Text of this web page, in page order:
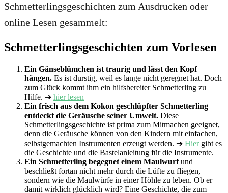
Schmetterlingsgeschichten zum Ausdrucken oder
online Lesen gesammelt:
Schmetterlingsgeschichten zum Vorlesen
Ein Gänseblümchen ist traurig und lässt den Kopf
hängen. Es ist durstig, weil es lange nicht geregnet hat. Doch
zum Glück kommt ihm ein hilfsbereiter Schmetterling zu
Hilfe. ➔ hier lesen
Ein frisch aus dem Kokon geschlüpfter Schmetterling
entdeckt die Geräusche seiner Umwelt. Diese
Schmetterlingsgeschichte ist prima zum Mitmachen geeignet,
denn die Geräusche können von den Kindern mit einfachen,
selbstgemachten Instrumenten erzeugt werden. ➔ Hiergibt es
die Geschichte und die Bastelanleitung für die Instrumente.
Ein Schmetterling begegnet einem Maulwurfund
beschließt fortan nicht mehr durch die Lüfte zu fliegen,
sondern wie die Maulwürfe in einer Höhle zu leben. Ob er
damit wirklich glücklich wird? Eine Geschichte, die zum